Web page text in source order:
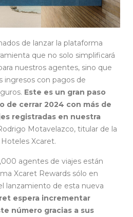
de lanzar la plataforma
que no solo simplificará
nuestros agentes, sino que
ingresos con pagos de
Este es un gran paso
de cerrar 2024 con más de
registradas en nuestra
Motavelazco, titular de la
Xcaret.
agentes de viajes están
Xcaret Rewards sólo en
lanzamiento de esta nueva
espera incrementar
número gracias a sus